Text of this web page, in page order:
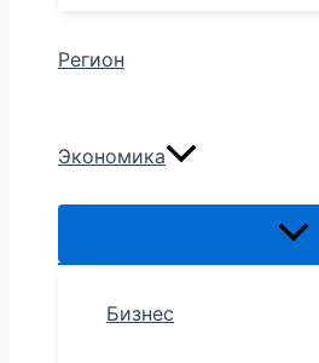
Регион
Экономика
Бизнес